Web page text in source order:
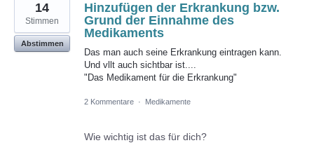
Hinzufügen der Erkrankung bzw.
Grund der Einnahme des
Medikaments
Das man auch seine Erkrankung eintragen kann.
Und vllt auch sichtbar ist....
"Das Medikament für die Erkrankung"
14
Stimmen
Abstimmen
2 Kommentare · Medikamente
Wie wichtig ist das für dich?